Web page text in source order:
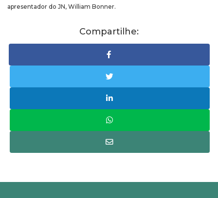
apresentador do JN, William Bonner.
Compartilhe: